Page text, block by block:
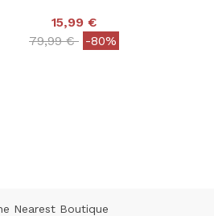
15,99 €
Price reduced from
79,99 €to-80%
Nearest Boutique